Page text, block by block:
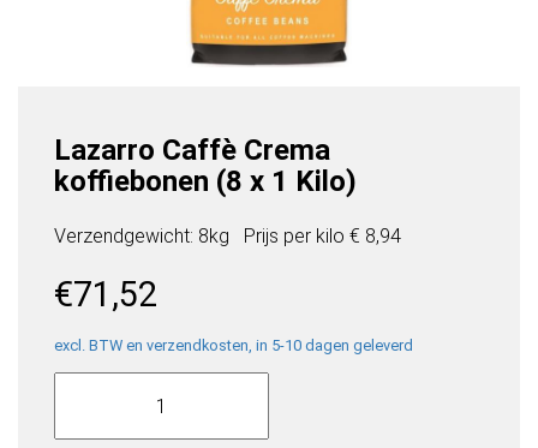
Lazarro Caffè Crema
koffiebonen (8 x 1 Kilo)
Verzendgewicht: 8kg Prijs per kilo € 8,94
€71,52
excl. BTW en verzendkosten, in 5-10 dagen geleverd
Lazarro
Crema